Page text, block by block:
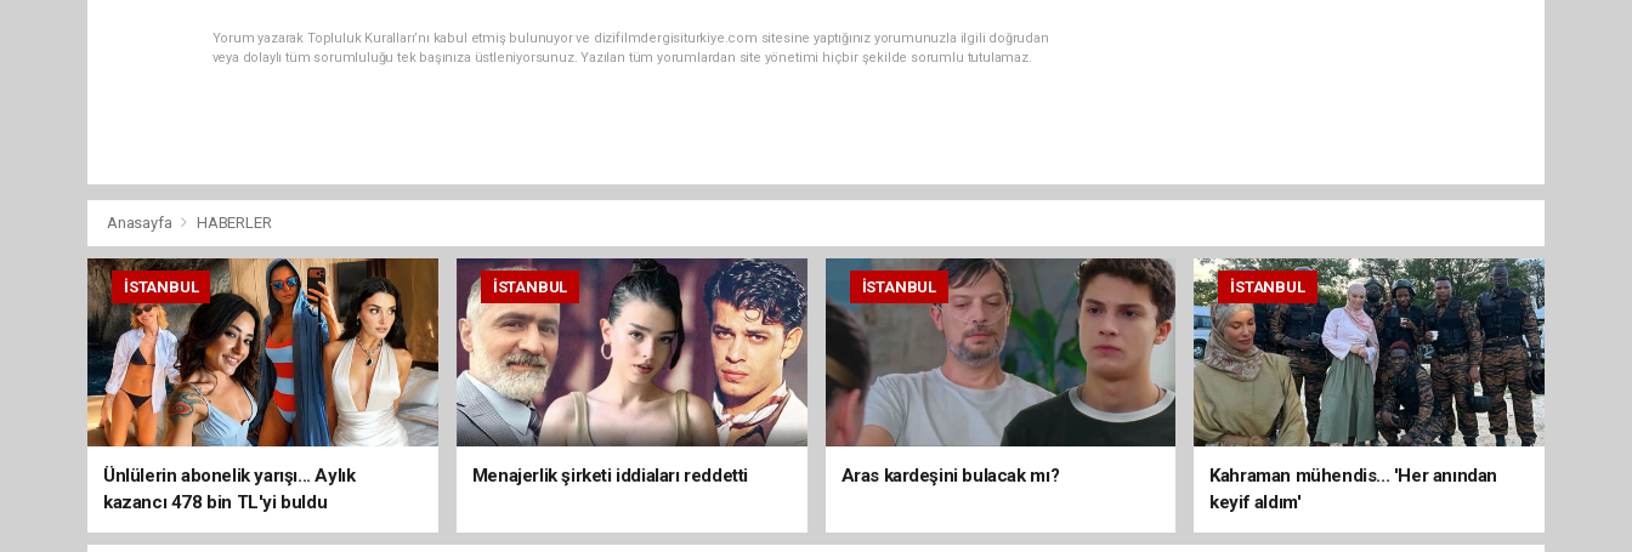
Yorum yazarak Topluluk Kuralları’nı kabul etmiş bulunuyor ve dizifilmdergisiturkiye.com sitesine yaptığınız yorumunuzla ilgili doğrudan
veya dolaylı tüm sorumluluğu tek başınıza üstleniyorsunuz. Yazılan tüm yorumlardan site yönetimi hiçbir şekilde sorumlu tutulamaz.
Anasayfa HABERLER
İSTANBUL
Ünlülerin abonelik yarışı... Aylık
kazancı 478 bin TL'yi buldu
İSTANBUL
Menajerlik şirketi iddiaları reddetti
İSTANBUL
Aras kardeşini bulacak mı?
İSTANBUL
Kahraman mühendis... 'Her anından
keyif aldım'